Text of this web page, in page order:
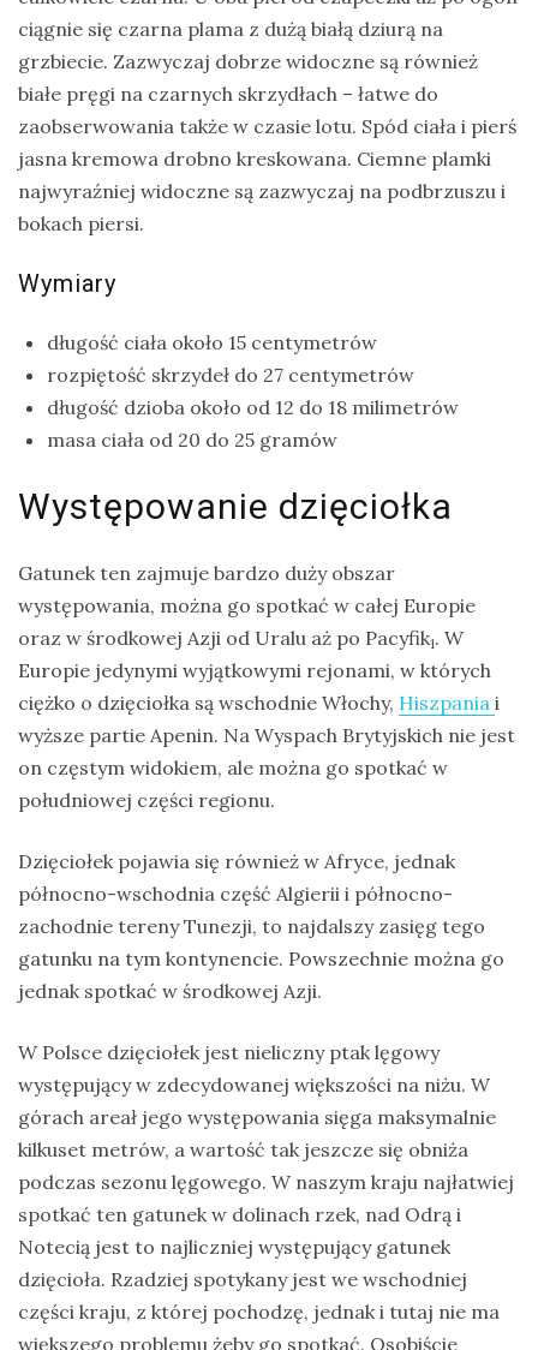
ciągnie się czarna plama z dużą białą dziurą na
grzbiecie. Zazwyczaj dobrze widoczne są również
białe pręgi na czarnych skrzydłach – łatwe do
zaobserwowania także w czasie lotu. Spód ciała i pierś
jasna kremowa drobno kreskowana. Ciemne plamki
najwyraźniej widoczne są zazwyczaj na podbrzuszu i
bokach piersi.
Wymiary
długość ciała około 15 centymetrów
rozpiętość skrzydeł do 27 centymetrów
długość dzioba około od 12 do 18 milimetrów
masa ciała od 20 do 25 gramów
Występowanie dzięciołka
Gatunek ten zajmuje bardzo duży obszar
występowania, można go spotkać w całej Europie
oraz w środkowej Azji od Uralu aż po Pacyfik1. W
Europie jedynymi wyjątkowymi rejonami, w których
ciężko o dzięciołka są wschodnie Włochy, Hiszpania i
wyższe partie Apenin. Na Wyspach Brytyjskich nie jest
on częstym widokiem, ale można go spotkać w
południowej części regionu.
Dzięciołek pojawia się również w Afryce, jednak
północno-wschodnia część Algierii i północno-
zachodnie tereny Tunezji, to najdalszy zasięg tego
gatunku na tym kontynencie. Powszechnie można go
jednak spotkać w środkowej Azji.
W Polsce dzięciołek jest nieliczny ptak lęgowy
występujący w zdecydowanej większości na niżu. W
górach areał jego występowania sięga maksymalnie
kilkuset metrów, a wartość tak jeszcze się obniża
podczas sezonu lęgowego. W naszym kraju najłatwiej
spotkać ten gatunek w dolinach rzek, nad Odrą i
Notecią jest to najliczniej występujący gatunek
dzięcioła. Rzadziej spotykany jest we wschodniej
części kraju, z której pochodzę, jednak i tutaj nie ma
większego problemu żeby go spotkać. Osobiście
azja
birdwatching
biwak
chruściele
dzięciołowate
elektronika
gołębiowate
gryzonie